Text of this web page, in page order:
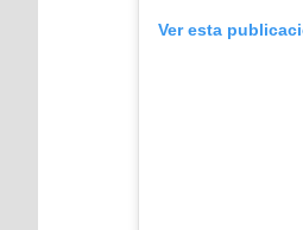
Ver esta